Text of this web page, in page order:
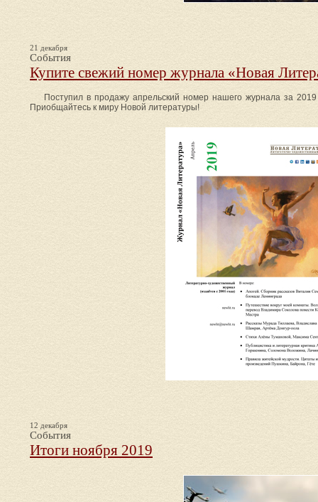
21 декабря
События
Купите свежий номер журнала «Новая
Поступил в продажу апрельский номер нашего журнала за
Приобщайтесь к миру Новой литературы!
12 декабря
События
Итоги ноября 2019